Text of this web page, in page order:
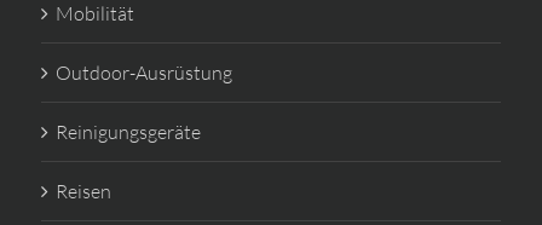
Mobilität
Outdoor-Ausrüstung
Reinigungsgeräte
Reisen